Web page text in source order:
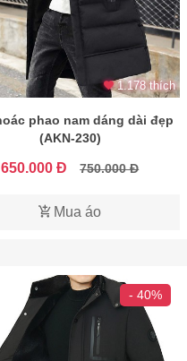
1.178 thích
phao nam dáng dài đẹp
(AKN-230)
650.000 Đ 750.000 Đ
Mua áo
- 40%